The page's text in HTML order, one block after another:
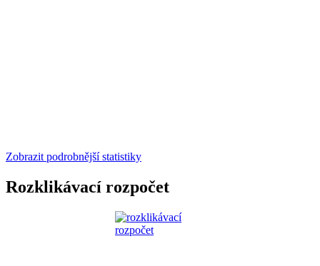
Zobrazit podrobnější statistiky
Rozklikávací rozpočet